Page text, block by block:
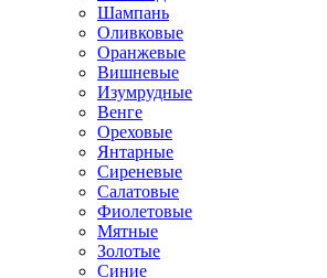
Шампань
Оливковые
Оранжевые
Вишневые
Изумрудные
Венге
Ореховые
Янтарные
Сиреневые
Салатовые
Фиолетовые
Мятные
Золотые
Синие